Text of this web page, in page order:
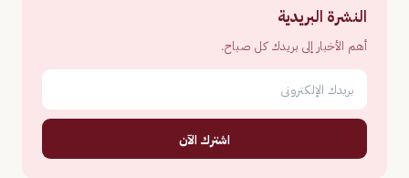
النشرة البريدية
أهم الأخبار إلى بريدك كل صباح.
اشترك الآن